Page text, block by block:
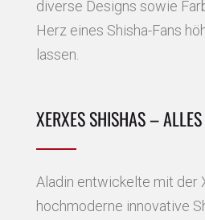
diverse Designs sowie
Herz eines Shisha-Fans
lassen.
XERXES SHISHAS –
Aladin entwickelte mit der
hochmoderne innovative